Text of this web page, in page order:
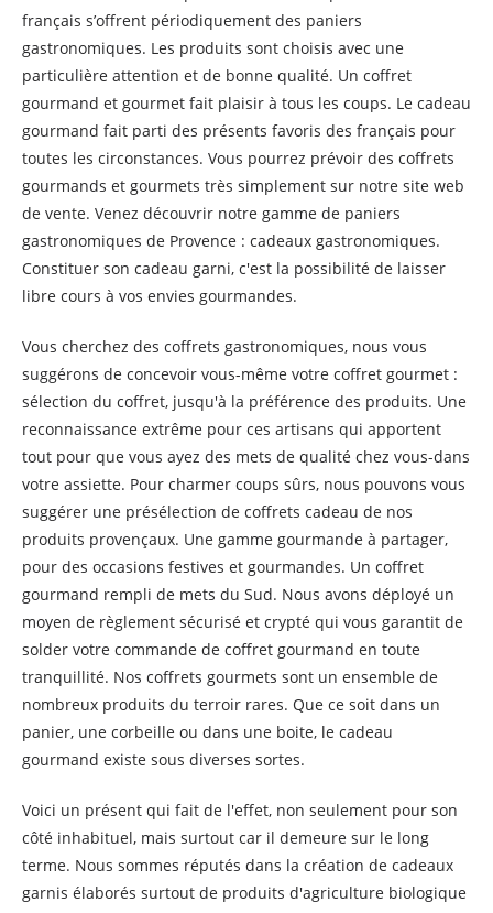
français s’offrent périodiquement des paniers
gastronomiques. Les produits sont choisis avec une
particulière attention et de bonne qualité. Un coffret
gourmand et gourmet fait plaisir à tous les coups. Le cadeau
gourmand fait parti des présents favoris des français pour
toutes les circonstances. Vous pourrez prévoir des coffrets
gourmands et gourmets très simplement sur notre site web
de vente. Venez découvrir notre gamme de paniers
gastronomiques de Provence : cadeaux gastronomiques.
Constituer son cadeau garni, c'est la possibilité de laisser
libre cours à vos envies gourmandes.
Vous cherchez des coffrets gastronomiques, nous vous
suggérons de concevoir vous-même votre coffret gourmet :
sélection du coffret, jusqu'à la préférence des produits. Une
reconnaissance extrême pour ces artisans qui apportent
tout pour que vous ayez des mets de qualité chez vous-dans
votre assiette. Pour charmer coups sûrs, nous pouvons vous
suggérer une présélection de coffrets cadeau de nos
produits provençaux. Une gamme gourmande à partager,
pour des occasions festives et gourmandes. Un coffret
gourmand rempli de mets du Sud. Nous avons déployé un
moyen de règlement sécurisé et crypté qui vous garantit de
solder votre commande de coffret gourmand en toute
tranquillité. Nos coffrets gourmets sont un ensemble de
nombreux produits du terroir rares. Que ce soit dans un
panier, une corbeille ou dans une boite, le cadeau
gourmand existe sous diverses sortes.
Voici un présent qui fait de l'effet, non seulement pour son
côté inhabituel, mais surtout car il demeure sur le long
terme. Nous sommes réputés dans la création de cadeaux
garnis élaborés surtout de produits d'agriculture biologique